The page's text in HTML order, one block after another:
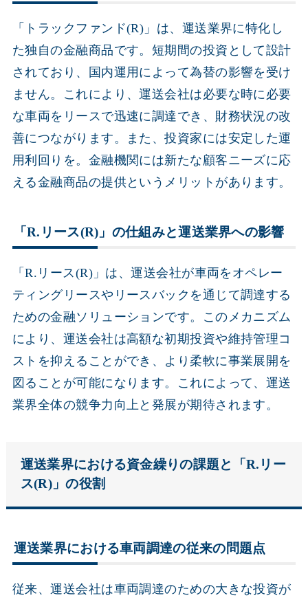
「トラックファンド(R)」は、運送業界に特化し
た独自の金融商品です。短期間の投資として設計
されており、国内運用によって為替の影響を受け
ません。これにより、運送会社は必要な時に必要
な車両をリースで迅速に調達でき、財務状況の改
善につながります。また、投資家には安定した運
用利回りを。金融機関には新たな顧客ニーズに応
える金融商品の提供というメリットがあります。
「R.リース(R)」の仕組みと運送業界への影響
「R.リース(R)」は、運送会社が車両をオペレー
ティングリースやリースバックを通じて調達する
ための金融ソリューションです。このメカニズム
により、運送会社は高額な初期投資や維持管理コ
ストを抑えることができ、より柔軟に事業展開を
図ることが可能になります。これによって、運送
業界全体の競争力向上と発展が期待されます。
運送業界における資金繰りの課題と「R.リー
ス(R)」の役割
運送業界における車両調達の従来の問題点
従来、運送会社は車両調達のための大きな投資が